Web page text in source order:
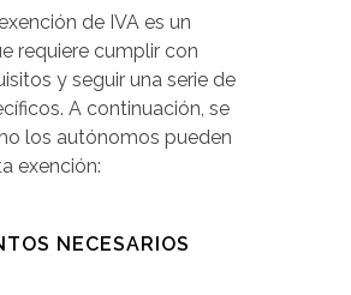
de IVA es un
requiere cumplir con
y seguir una serie de
A continuación, se
los autónomos pueden
exención:
NECESARIOS